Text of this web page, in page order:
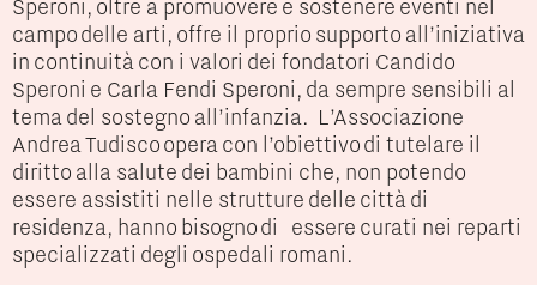
Speroni, oltre a promuovere e sostenere eventi nel
campo delle arti, offre il proprio supporto all’iniziativa
in continuità con i valori dei fondatori Candido
Speroni e Carla Fendi Speroni, da sempre sensibili al
tema del sostegno all’infanzia. L’Associazione
Andrea Tudiscoopera con l’obiettivo di tutelare il
diritto alla salute dei bambini che, non potendo
essere assistiti nelle strutture delle città di
residenza, hanno bisogno di essere curati nei reparti
specializzati degli ospedali romani.